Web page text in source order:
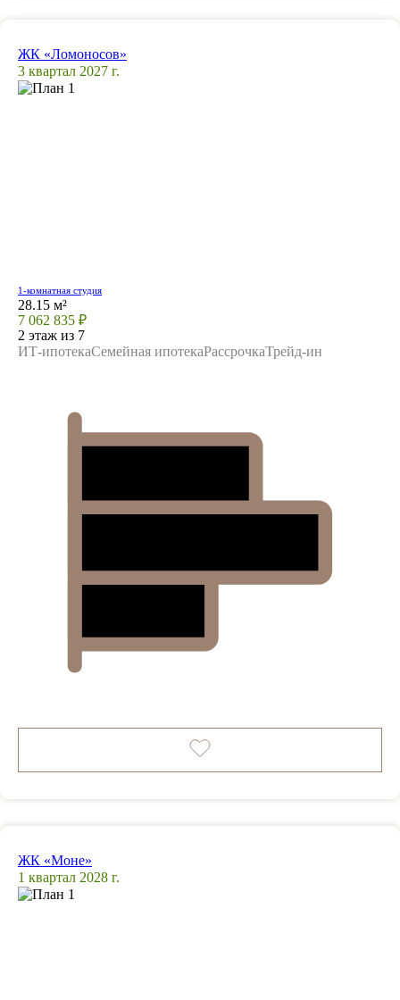
ЖК «Ломоносов»
3 квартал 2027 г.
1-комнатная студия
28.15 м²
7 062 835 ₽
2 этаж из 7
ИТ-ипотекаСемейная ипотекаРассрочкаТрейд-ин
ЖК «Моне»
1 квартал 2028 г.